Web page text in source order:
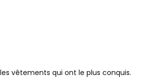
vêtements qui ont le plus conquis.